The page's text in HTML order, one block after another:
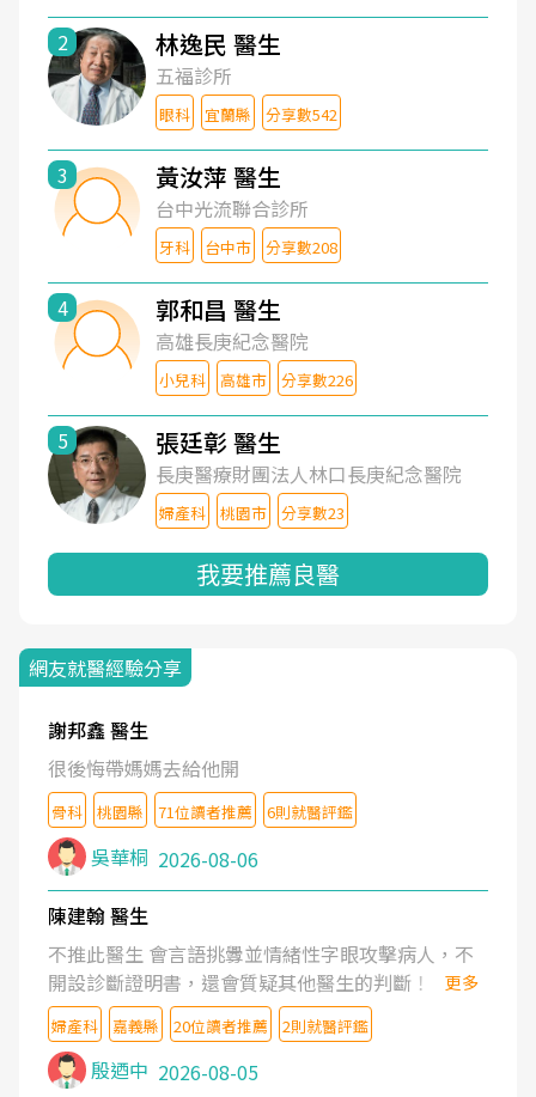
2 林逸民 醫生
五福診所
眼科 宜蘭縣 分享數542
3 黃汝萍 醫生
台中光流聯合診所
牙科 台中市 分享數208
4 郭和昌 醫生
高雄長庚紀念醫院
小兒科 高雄市 分享數226
5 張廷彰 醫生
長庚醫療財團法人林口長庚紀念醫院
婦產科 桃園市 分享數23
我要推薦良醫
網友就醫經驗分享
謝邦鑫 醫生
很後悔帶媽媽去給他開
骨科 桃園縣 71位讀者推薦 6則就醫評鑑
吳華桐 2026-08-06
陳建翰 醫生
不推此醫生 會言語挑釁並情緒性字眼攻擊病人，不
開設診斷證明書，還會質疑其他醫生的判斷！
更多
婦產科 嘉義縣 20位讀者推薦 2則就醫評鑑
殷迺中 2026-08-05